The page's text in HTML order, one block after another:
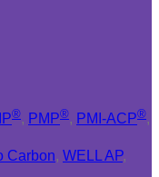
®, PMP®, PMI-ACP®,
Carbon, WELL AP,